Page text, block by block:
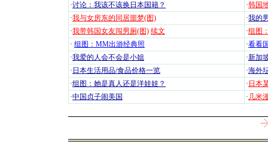
·讨论：我该不该换日本国籍？ ·韩国
·我与女房东的同居噩梦(图) ·我的
·我带韩国女友闯男厕(图) 续文 ·组图
· 组图：MM出游经典照 ·看看
·我爱的人会不会是小姐 ·新加
· 日本生活用品/食品价格一览 ·海外
·组图：她是真人还是洋娃娃？ · 日本
·中国贞子闹美国 · 几米